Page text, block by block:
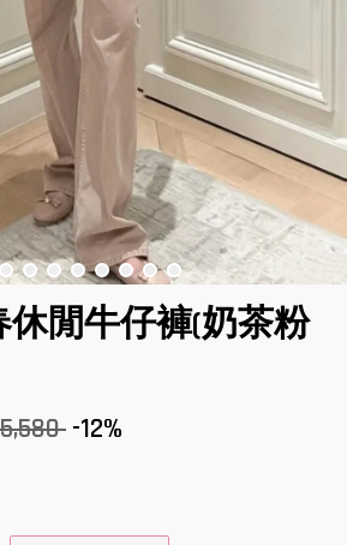
休閒牛仔褲(奶茶粉
-12%